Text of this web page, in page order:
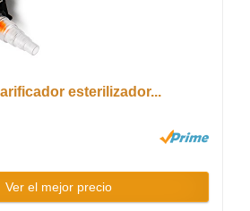
esterilizador...
Ver el mejor precio